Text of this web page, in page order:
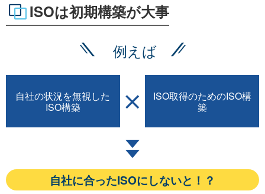
ISOは初期構築が大事
例えば
自社の状況を無視した
ISO構築
ISO取得のためのISO構
築
自社に合ったISOにしないと！？